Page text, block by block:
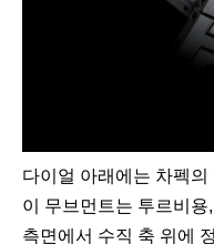
다이얼 아래에는 차펙
이 무브먼트는 투르비
측면에서 수직 축 위에